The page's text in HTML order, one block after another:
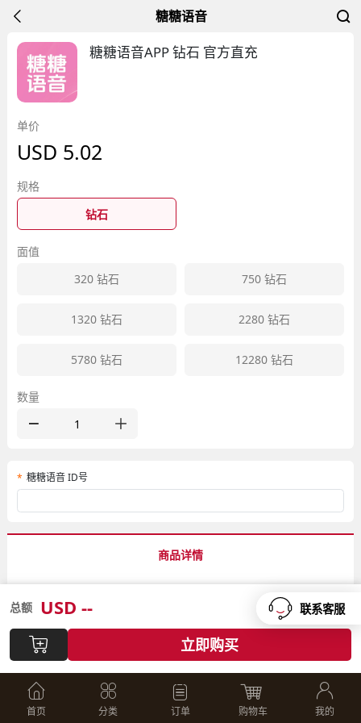
糖糖语音
糖糖语音APP 钻石 官方直充
单价
USD 5.02
规格
钻石
面值
320 钻石 750 钻石
1320 钻石 2280 钻石
5780 钻石 12280 钻石
数量
糖糖语音 ID号
商品详情
商品品牌：糖糖语音钻石充值服务
充值方式：糖糖ID官方直充
官网：http://www.itang.vip/
购买流程：
总额 USD --
立即购买
首页 分类 订单 购物车 我的
联系客服